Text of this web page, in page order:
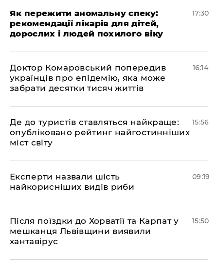
Як пережити аномальну спеку:
рекомендації лікарів для дітей,
дорослих і людей похилого віку
17:30
Доктор Комаровський попередив
українців про епідемію, яка може
забрати десятки тисяч життів
16:14
Де до туристів ставляться найкраще:
опубліковано рейтинг найгостинніших
міст світу
15:56
Експерти назвали шість
найкорисніших видів риби
09:19
Після поїздки до Хорватії та Карпат у
мешканця Львівщини виявили
хантавірус
15:50